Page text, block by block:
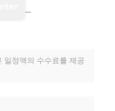
일정액의 수수료를 제공